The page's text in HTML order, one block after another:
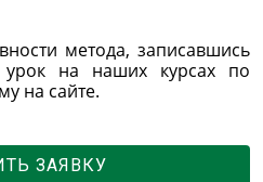
метода, записавшись
на наших курсах по
на сайте.
ЗАЯВКУ